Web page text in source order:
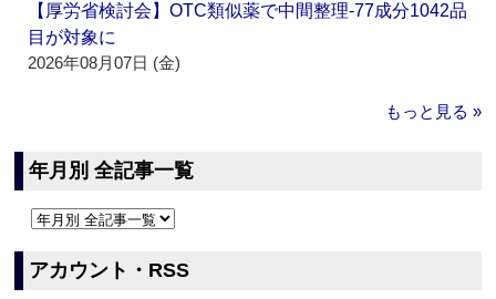
【厚労省検討会】OTC類似薬で中間整理‐77成分1042品
目が対象に
2026年08月07日 (金)
もっと見る »
年月別 全記事一覧
アカウント・RSS